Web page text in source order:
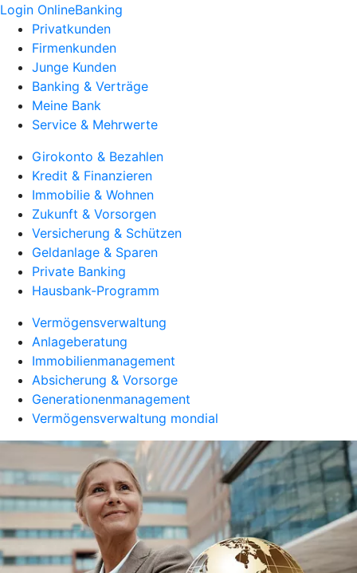
Login OnlineBanking
Privatkunden
Firmenkunden
Junge Kunden
Banking & Verträge
Meine Bank
Service & Mehrwerte
Girokonto & Bezahlen
Kredit & Finanzieren
Immobilie & Wohnen
Zukunft & Vorsorgen
Versicherung & Schützen
Geldanlage & Sparen
Private Banking
Hausbank-Programm
Vermögensverwaltung
Anlageberatung
Immobilienmanagement
Absicherung & Vorsorge
Generationenmanagement
Vermögensverwaltung mondial